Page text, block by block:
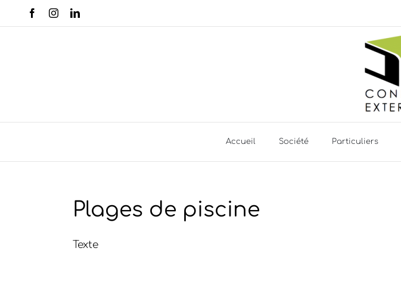
FacebookInstagramLinkedIn
Accueil Société Particuliers
Plages de piscine
Texte